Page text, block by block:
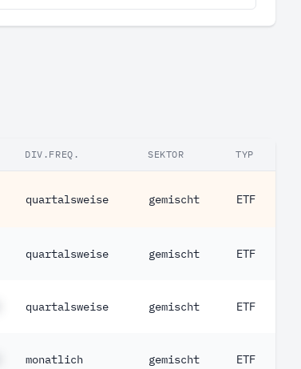
DIV.FREQ. SEKTOR TYP
quartalsweise gemischt ETF
quartalsweise gemischt ETF
quartalsweise gemischt ETF
monatlich gemischt ETF